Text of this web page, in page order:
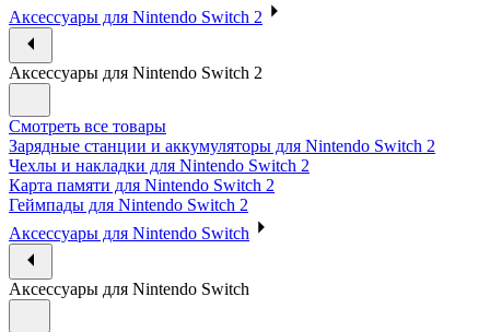
Аксессуары для Nintendo Switch 2
Аксессуары для Nintendo Switch 2
Смотреть все товары
Зарядные станции и аккумуляторы для Nintendo Switch 2
Чехлы и накладки для Nintendo Switch 2
Карта памяти для Nintendo Switch 2
Геймпады для Nintendo Switch 2
Аксессуары для Nintendo Switch
Аксессуары для Nintendo Switch